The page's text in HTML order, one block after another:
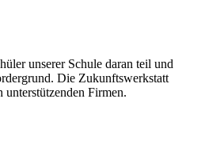
unserer Schule daran teil und
Die Zukunftswerkstatt
Firmen.